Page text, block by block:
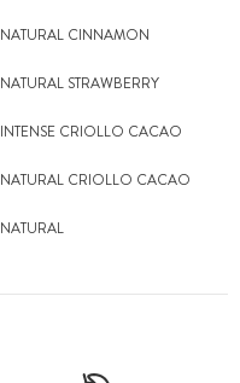
NATURAL CINNAMON
NATURAL STRAWBERRY
INTENSE CRIOLLO CACAO
NATURAL CRIOLLO CACAO
NATURAL